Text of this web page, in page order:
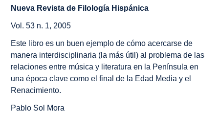
Nueva Revista de Filología Hispánica
Vol. 53 n. 1, 2005
Este libro es un buen ejemplo de cómo acercarse de
manera interdisciplinaria (la más útil) al problema de las
relaciones entre música y literatura en la Península en
una época clave como el final de la Edad Media y el
Renacimiento.
Pablo Sol Mora